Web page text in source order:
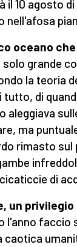
il 10 agosto
nell'afosa
oceano
grande
la teoria
tutto, di
aleggiava
ma
rimasto sul
di
un
l'anno faccio
caotica